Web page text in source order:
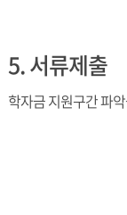
5. 서류제출
학자금 지원구간 파